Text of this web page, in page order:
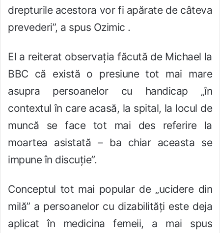
drepturile acestora vor fi apărate de câteva
prevederi”, a spus Ozimic .
El a reiterat observația făcută de Michael la
BBC că există o presiune tot mai mare
asupra persoanelor cu handicap „în
contextul în care acasă, la spital, la locul de
muncă se face tot mai des referire la
moartea asistată – ba chiar aceasta se
impune în discuție”.
Conceptul tot mai popular de „ucidere din
milă” a persoanelor cu dizabilități este deja
aplicat în medicina femeii, a mai spus